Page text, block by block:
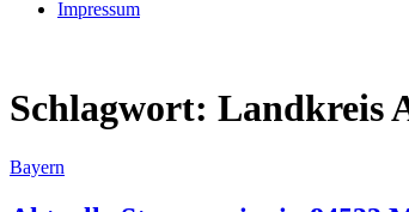
Impressum
Schlagwort: Landkreis
Bayern